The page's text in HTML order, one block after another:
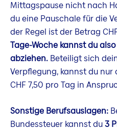
Mittagspause nicht nach
du eine Pauschale für die
der Regel ist der Betrag
Tage-Woche kannst du
abziehen. Beteiligt sich
Verpflegung, kannst du
CHF 7,50 pro Tag in
Sonstige Berufsauslagen:
Bundessteuer kannst du3